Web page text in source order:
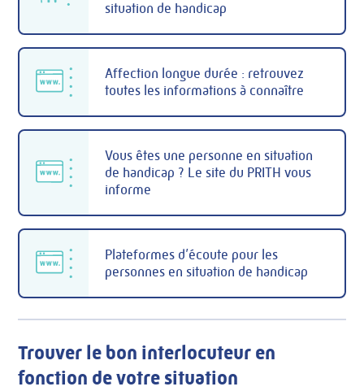
situation de handicap
Affection longue durée : retrouvez
toutes les informations à connaître
Vous êtes une personne en situation
de handicap ? Le site du PRITH vous
informe
Plateformes d’écoute pour les
personnes en situation de handicap
Trouver le bon interlocuteur en
fonction de votre situation